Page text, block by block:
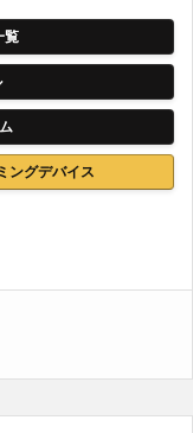
覧
ングデバイス